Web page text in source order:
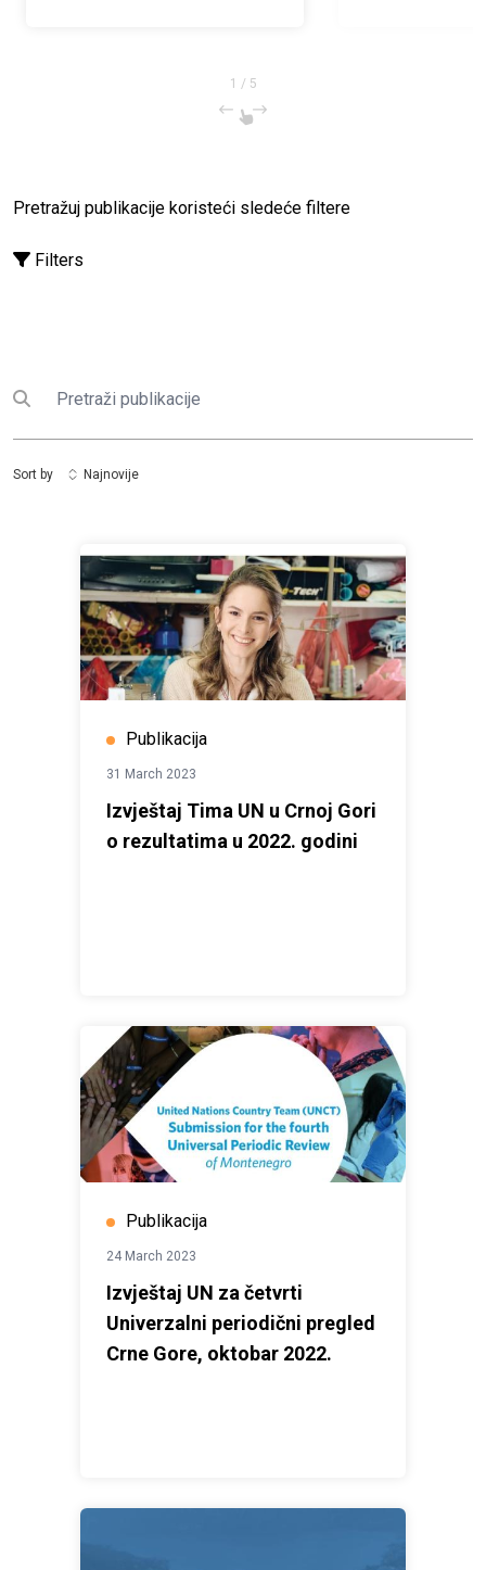
1 / 5
Pretražuj publikacije koristeći sledeće filtere
Filters
Submit search
Pretraga
Sort by Najnovije
Publikacija
31 March 2023
Izvještaj Tima UN u Crnoj Gori
o rezultatima u 2022. godini
Publikacija
24 March 2023
Izvještaj UN za četvrti
Univerzalni periodični pregled
Crne Gore, oktobar 2022.